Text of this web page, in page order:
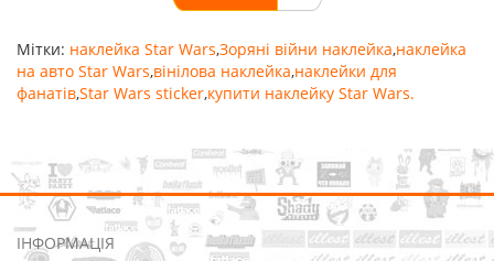
Мітки: наклейка Star Wars,Зоряні війни наклейка,наклейка
на авто Star Wars,вінілова наклейка,наклейки для
фанатів,Star Wars sticker,купити наклейку Star Wars.
ІНФОРМАЦІЯ